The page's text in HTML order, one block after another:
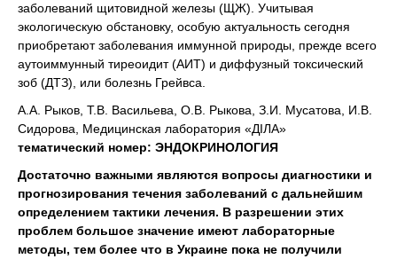
заболеваний щитовидной железы (ЩЖ). Учитывая
экологическую обстановку, особую актуальность сегодня
приобретают заболевания иммунной природы, прежде всего
аутоиммунный тиреоидит (АИТ) и диффузный токсический
зоб (ДТЗ), или болезнь Грейвса.
А.А. Рыков, Т.В. Васильева, О.В. Рыкова, З.И. Мусатова, И.В.
Сидорова, Медицинская лаборатория «ДІЛА»
тематический номер: ЭНДОКРИНОЛОГИЯ
Достаточно важными являются вопросы диагностики и
прогнозирования течения заболеваний с дальнейшим
определением тактики лечения. В разрешении этих
проблем большое значение имеют лабораторные
методы, тем более что в Украине пока не получили